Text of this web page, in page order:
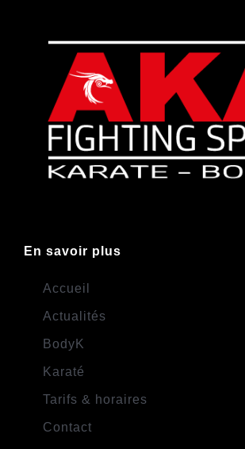
En savoir plus
Accueil
Actualités
BodyK
Karaté
Tarifs & horaires
Contact